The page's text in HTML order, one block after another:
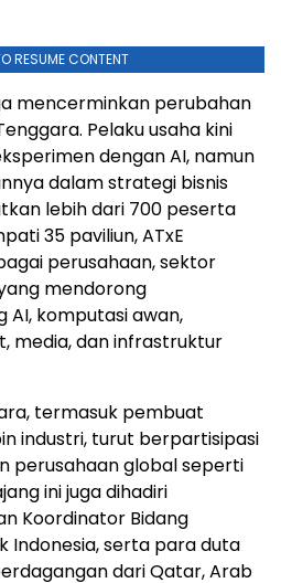
RESUME CONTENT
mencerminkan perubahan
Pelaku usaha kini
dengan AI, namun
dalam strategi bisnis
lebih dari 700 peserta
35 paviliun, ATxE
perusahaan, sektor
mendorong
AI, komputasi awan,
media, dan infrastruktur
termasuk pembuat
industri, turut berpartisipasi
perusahaan global seperti
ini juga dihadiri
Koordinator Bidang
Indonesia, serta para duta
dari Qatar, Arab